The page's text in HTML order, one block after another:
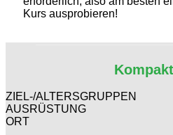
Kurs ausprobieren!
ZIEL-/ALTERSGRUPPEN
AUSRÜSTUNG
ORT